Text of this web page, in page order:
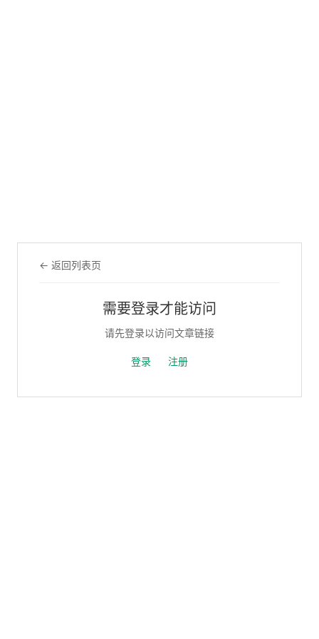
← 返回列表页
需要登录才能访问
请先登录以访问文章链接
登录 注册